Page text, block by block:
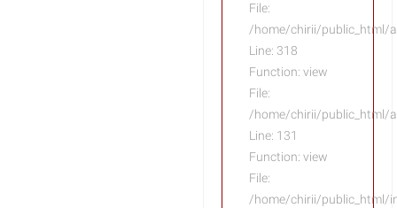
File:
/home/chirii/public_html/
Line: 318
Function: view
File:
/home/chirii/public_html/
Line: 131
Function: view
File:
/home/chirii/public_html/